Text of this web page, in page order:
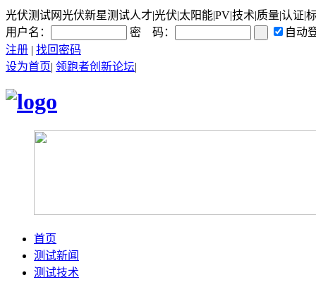
光伏测试网光伏新星测试人才|光伏|太阳能|PV|技术|质量|认证|
用户名：
密 码：
自动
注册 | 找回密码
设为首页| 领跑者创新论坛|
首页
测试新闻
测试技术